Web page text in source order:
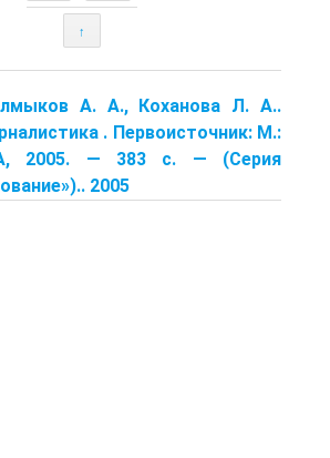
↑
А. А., Коханова Л. А..
. Первоисточник: М.:
2005. — 383 с. — (Серия
2005